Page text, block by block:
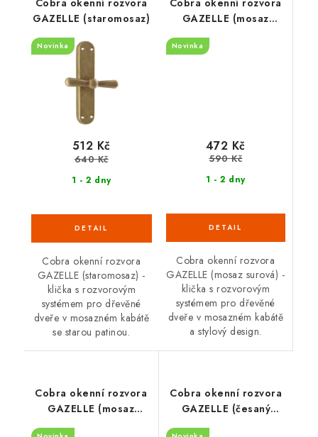
GAZELLE (staromosaz)
Novinka
1 - 2 dny
512 Kč
640 Kč
Cobra okenní rozvora
GAZELLE (staromosaz) -
klička s rozvorovým
systémem pro dřevěné
dveře v mosazném kabátě
se starou patinou.
GAZELLE (mosaz
Novinka
1 - 2 dny
472 Kč
590 Kč
Cobra okenní rozvora
GAZELLE (mosaz surová) -
klička s rozvorovým
systémem pro dřevěné
dveře v mosazném kabátě
a stylový design.
Cobra okenní rozvora
GAZELLE (mosaz
lesklá)
Cobra okenní rozvora
GAZELLE (česaný
bronz)